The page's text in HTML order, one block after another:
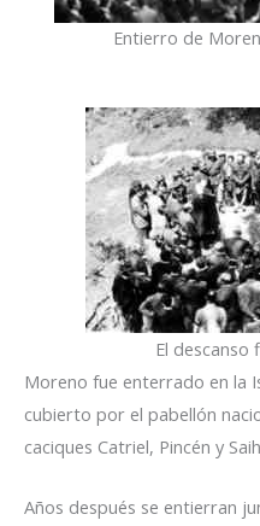
Entierro de
El descanso
Moreno fue enterrado en la
cubierto por el pabellón
caciques Catriel, Pincén y
Años después se entierran